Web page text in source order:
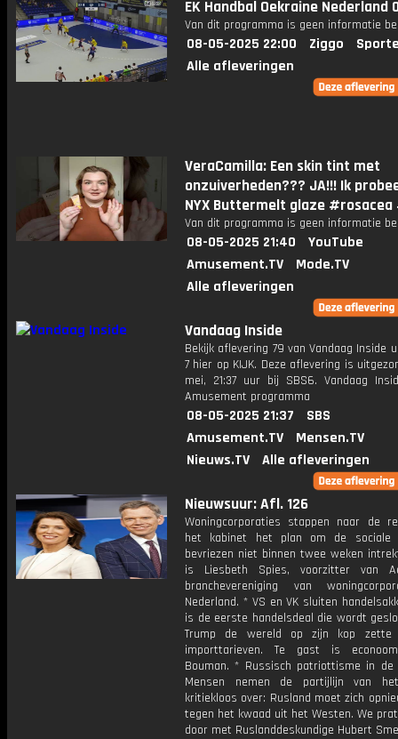
EK Handbal Oekraine Nederland
Van dit programma is geen informatie
08-05-2025 22:00 Ziggo
Alle afleveringen
VeraCamilla: Een skin tint met
onzuiverheden??? JA!!! Ik
NYX Buttermelt glaze
Van dit programma is geen informatie
08-05-2025 21:40
YouTube
Amusement.TV
Mode.TV
Alle afleveringen
Vandaag Inside
Bekijk aflevering 79 van Vandaag Inside
7 hier op KIJK. Deze aflevering is
mei, 21:37 uur bij SBS6. Vandaag
Amusement programma
08-05-2025 21:37
SBS
Amusement.TV
Mensen.TV
Nieuws.TV
Alle afleveringen
Nieuwsuur: Afl. 126
Woningcorporaties stappen naar de
het kabinet het plan om de sociale
bevriezen niet binnen twee weken
is Liesbeth Spies, voorzitter van
branchevereniging van
Nederland. * VS en VK sluiten
is de eerste handelsdeal die wordt
Trump de wereld op zijn kop
importtarieven. Te gast is
Bouman. * Russisch patriottisme in de
Mensen nemen de partijlijn van
kritiekloos over: Rusland moet zich
tegen het kwaad uit het Westen. We
door met Ruslanddeskundige Hubert